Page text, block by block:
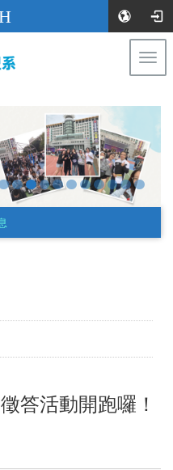
答活動開跑囉！